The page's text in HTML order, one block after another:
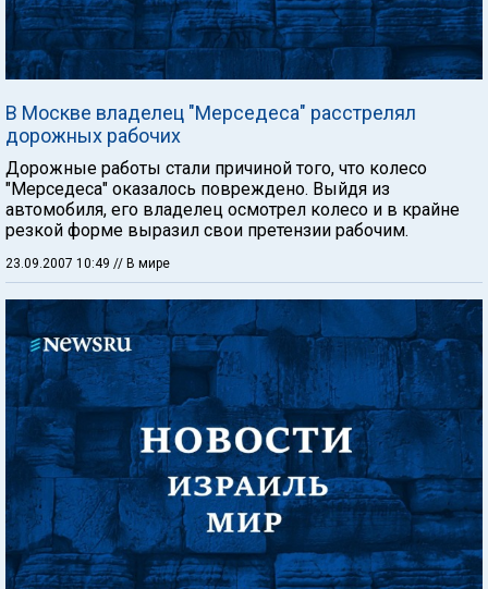
В Москве владелец "Мерседеса" расстрелял
дорожных рабочих
Дорожные работы стали причиной того, что колесо
"Мерседеса" оказалось повреждено. Выйдя из
автомобиля, его владелец осмотрел колесо и в крайне
резкой форме выразил свои претензии рабочим.
23.09.2007 10:49 // В мире